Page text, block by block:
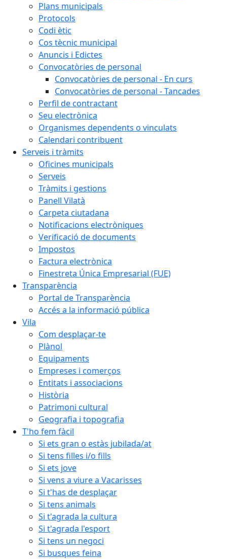
Plans municipals
Protocols
Codi ètic
Cos tècnic municipal
Anuncis i Edictes
Convocatòries de personal
Convocatòries de personal - En curs
Convocatòries de personal - Tancades
Perfil de contractant
Seu electrònica
Organismes dependents o vinculats
Calendari contribuent
Serveis i tràmits
Oficines municipals
Serveis
Tràmits i gestions
Panell Vilatà
Carpeta ciutadana
Notificacions electròniques
Verificació de documents
Impostos
Factura electrònica
Finestreta Única Empresarial (FUE)
Transparència
Portal de Transparència
Accés a la informació pública
Vila
Com desplaçar-te
Plànol
Equipaments
Empreses i comerços
Entitats i associacions
Història
Patrimoni cultural
Geografia i topografia
T'ho fem fàcil
Si ets gran o estàs jubilada/at
Si tens filles i/o fills
Si ets jove
Si vens a viure a Vacarisses
Si t'has de desplaçar
Si tens animals
Si t'agrada la cultura
Si t'agrada l'esport
Si tens un negoci
Si busques feina